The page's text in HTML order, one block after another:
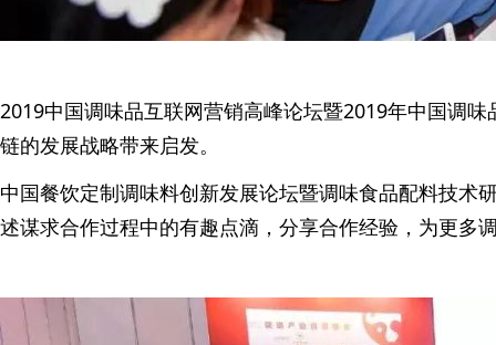
2019中国调味品互联网营销高峰论坛暨2019年中国调
链的发展战略带来启发。
中国餐饮定制调味料创新发展论坛暨调味食品配料技
述谋求合作过程中的有趣点滴，分享合作经验，为更多